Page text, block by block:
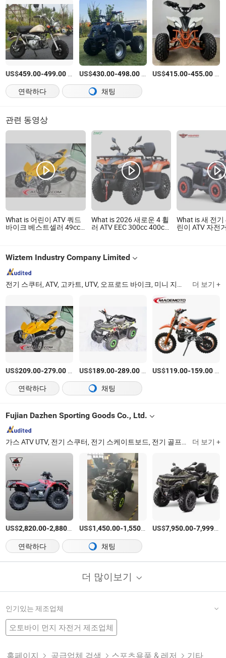
US$459.00-499.00 US$430.00-498.00/상품 US$415.00-455.00
연락하다
채팅
관련 동영상
What is 어린이 ATV 쿼드
바이크 베스트셀러 49cc
What is 2026 새로운 4 휠
러 ATV EEC 300cc 400cc
500cc 800cc 4X4 성인용
What is 새 전
린이 ATV 자전
Wiztem Industry Company Limited
전기 스쿠터, ATV, 고카트, UTV, 오프로드 바이크, 미니 지프, 전기 ATV, 트라이크 로드스터, 시티코코, 시티 코코 더 보기 +
US$209.00-279.00 US$189.00-289.00/상품 US$119.00-159.00
연락하다
채팅
Fujian Dazhen Sporting Goods Co., Ltd.
가스 ATV UTV, 전기 스쿠터, 전기 스케이트보드, 전기 골프 스쿠터 더 보기 +
US$2,820.00-2,880.00 /상품
US$1,450.00-1,550.00 /상품
US$7,950.00-7,999.00
연락하다
채팅
더 많이보기
인기있는 제조업체
오토바이 먼지 자전거 제조업체
홈페이지 공급업체 검색 스포츠용품 & 레저 기타